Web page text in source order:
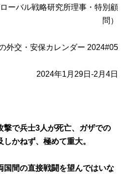
ーバル戦略研究所理事・特別顧
問）
外交・安保カレンダー 2024#05
2024年1月29日-2月4日
撃で兵士3人が死亡、ガザでの
かねず、極めて重大。
国間の直接戦闘を望んではいな